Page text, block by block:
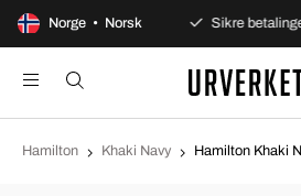
Norge • Norsk
dagers åpent kjøp Sikre
Hamilton Khaki Navy